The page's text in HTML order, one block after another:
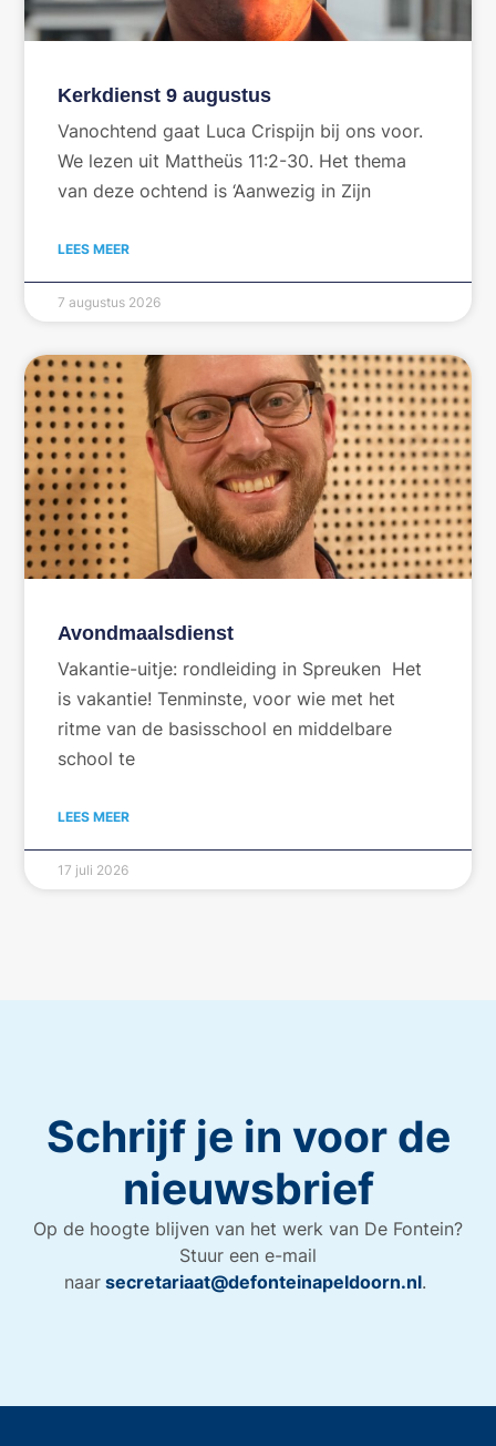
Kerkdienst 9 augustus
Vanochtend gaat Luca Crispijn bij ons voor.
We lezen uit Mattheüs 11:2-30. Het thema
van deze ochtend is ‘Aanwezig in Zijn
LEES MEER
7 augustus 2026
Avondmaalsdienst
Vakantie-uitje: rondleiding in Spreuken Het
is vakantie! Tenminste, voor wie met het
ritme van de basisschool en middelbare
school te
LEES MEER
17 juli 2026
Schrijf je in voor de
nieuwsbrief
Op de hoogte blijven van het werk van De Fontein?
Stuur een e-mail
naar secretariaat@defonteinapeldoorn.nl.